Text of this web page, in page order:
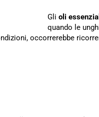
Gli oli
quando le
occorrerebbe